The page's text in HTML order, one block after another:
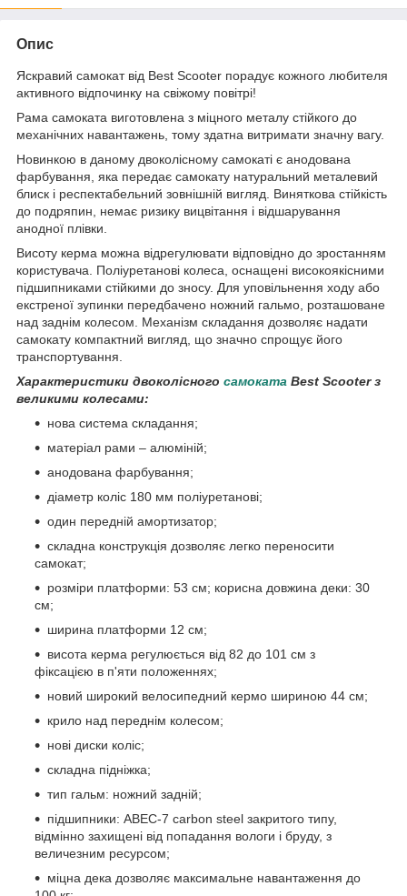
Опис
Яскравий самокат від Best Scooter порадує кожного любителя
активного відпочинку на свіжому повітрі!
Рама самоката виготовлена з міцного металу стійкого до
механічних навантажень, тому здатна витримати значну вагу.
Новинкою в даному двоколісному самокаті є анодована
фарбування, яка передає самокату натуральний металевий
блиск і респектабельний зовнішній вигляд. Виняткова стійкість
до подряпин, немає ризику вицвітання і відшарування
анодної плівки.
Висоту керма можна відрегулювати відповідно до зростанням
користувача. Поліуретанові колеса, оснащені високоякісними
підшипниками стійкими до зносу. Для уповільнення ходу або
екстреної зупинки передбачено ножний гальмо, розташоване
над заднім колесом. Механізм складання дозволяє надати
самокату компактний вигляд, що значно спрощує його
транспортування.
Характеристики двоколісного самоката Best Scooter з
великими колесами:
нова система складання;
матеріал рами – алюміній;
анодована фарбування;
діаметр коліс 180 мм поліуретанові;
один передній амортизатор;
складна конструкція дозволяє легко переносити
самокат;
розміри платформи: 53 см; корисна довжина деки: 30
см;
ширина платформи 12 см;
висота керма регулюється від 82 до 101 см з
фіксацією в п'яти положеннях;
новий широкий велосипедний кермо шириною 44 см;
крило над переднім колесом;
нові диски коліс;
складна підніжка;
тип гальм: ножний задній;
підшипники: ABEC-7 carbon steel закритого типу,
відмінно захищені від попадання вологи і бруду, з
величезним ресурсом;
міцна дека дозволяє максимальне навантаження до